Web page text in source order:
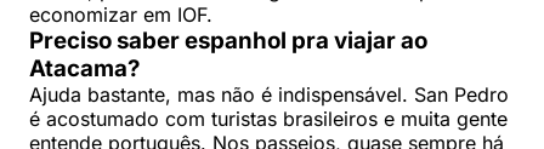
economizar em IOF.
Preciso saber espanhol pra viajar ao
Atacama?
Ajuda bastante, mas não é indispensável. San Pedro
é acostumado com turistas brasileiros e muita gente
entende português. Nos passeios, quase sempre há